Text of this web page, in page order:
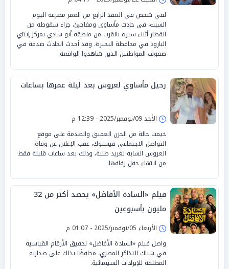
لقي شخص في العقد الرابع من العمر مصرعه اليوم
السبت، في حادث مأساوي ومفاجئ، جراء سقوطه من
القطار أثناء سيره بالقرب من منطقة أبو شادي بمركز إيتاي
البارود في محافظة البحيرة، وقد أحدث الحادث صدمة في
صفوف المواطنين الذين شاهدوا الواقعة.
رحيل مأساوي لعروس بعد ليلة عمرها بساعات
الأحد 09/نوفمبر/2025 - 12:39 م
خيمت حالة من الحزن العميق والصدمة على موقع
التواصل الاجتماعي فيسبوك، عقب الإعلان عن وفاة
العروس الشابة تغريد طلبة، وذلك بعد ساعات قليلة فقط
من انتهاء حفل زفافها.
فيلم «السادة الأفاضل» يحصد أكثر من 32
مليون بأسبوعين
الأربعاء 05/نوفمبر/2025 - 01:07 م
واصل فيلم «السادة الأفاضل» تحقيق الأرقام القياسية
في شباك التذاكر المصري، محافظًا بذلك على صدارته
المطلقة للإيرادات السينمائية.